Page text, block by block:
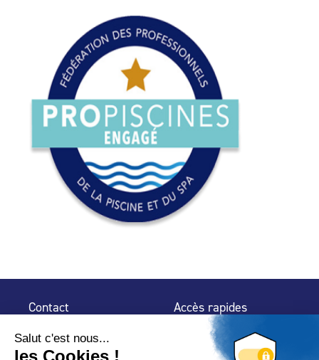
Contact
32 rue de Mogador
75 009 Paris
Accès rapides
Espace Presse